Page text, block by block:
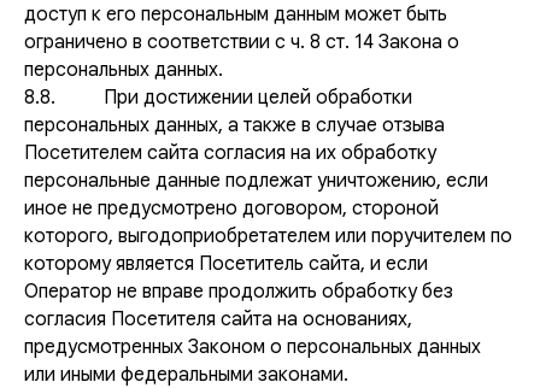
доступ к его персональным данным может быть
ограничено в соответствии с ч. 8 ст. 14 Закона о
персональных данных.
8.8. При достижении целей обработки
персональных данных, а также в случае отзыва
Посетителем сайта согласия на их обработку
персональные данные подлежат уничтожению, если
иное не предусмотрено договором, стороной
которого, выгодоприобретателем или поручителем по
которому является Посетитель сайта, и если
Оператор не вправе продолжить обработку без
согласия Посетителя сайта на основаниях,
предусмотренных Законом о персональных данных
или иными федеральными законами.